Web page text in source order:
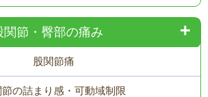
関節・臀部の痛み
股関節痛
節の詰まり感・可動域制限